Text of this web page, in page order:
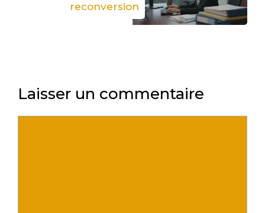
reconversion
Laisser un commentaire